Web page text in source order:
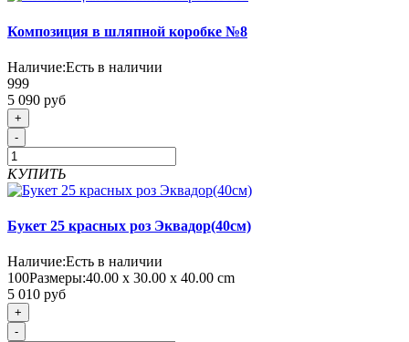
Композиция в шляпной коробке №8
Наличие:Есть в наличии
999
5 090 руб
+
-
КУПИТЬ
Букет 25 красных роз Эквадор(40см)
Наличие:Есть в наличии
100Размеры:40.00 х 30.00 х 40.00 cm
5 010 руб
+
-